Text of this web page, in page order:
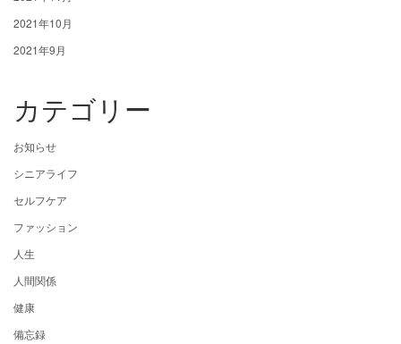
2021年10月
2021年9月
カテゴリー
お知らせ
シニアライフ
セルフケア
ファッション
人生
人間関係
健康
備忘録